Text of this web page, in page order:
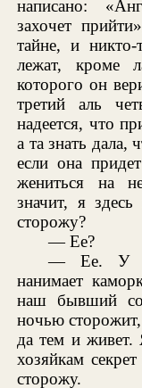
написано:
захочет
тайне, и
лежат, кроме
которого он
третий аль
надеется, что
а та знать дала,
если она
жениться на
значит, я
сторожу?
— Ее?
— Ее. У
нанимает
наш бывший
ночью сторожит,
да тем и живет.
хозяйкам
сторожу.